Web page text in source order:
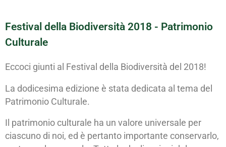
Festival della Biodiversità 2018 - Patrimonio
Culturale
Eccoci giunti al Festival della Biodiversità del 2018!
La dodicesima edizione è stata dedicata al tema del
Patrimonio Culturale.
Il patrimonio culturale ha un valore universale per
ciascuno di noi, ed è pertanto importante conservarlo,